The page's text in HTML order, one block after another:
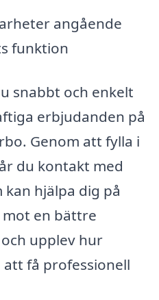
angående
funktion
snabbt och enkelt
erbjudanden på
Genom att fylla i
du kontakt med
hjälpa dig på
mot en bättre
upplev hur
få professionell